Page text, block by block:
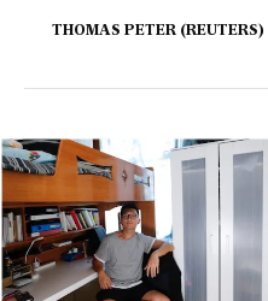
THOMAS PETER (REUTERS)